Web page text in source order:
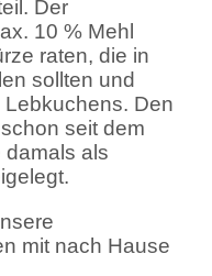
Der
10 % Mehl
raten, die in
sollten und
Den
seit dem
damals als
mit nach Hause